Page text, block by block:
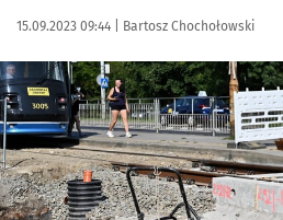
Data publikacji:
15.09.2023 09:44 | Autor:
Bartosz Chochołowski
Kliknij, aby zobaczyć galerię